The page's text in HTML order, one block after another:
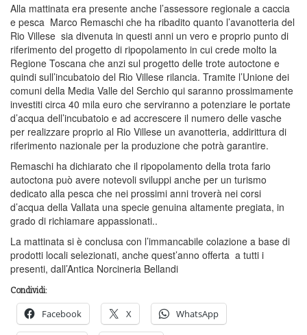
Alla mattinata era presente anche l’assessore regionale a caccia
e pesca Marco Remaschi che ha ribadito quanto l’avanotteria del
Rio Villese sia divenuta in questi anni un vero e proprio punto di
riferimento del progetto di ripopolamento in cui crede molto la
Regione Toscana che anzi sul progetto delle trote autoctone e
quindi sull’incubatoio del Rio Villese rilancia. Tramite l’Unione dei
comuni della Media Valle del Serchio qui saranno prossimamente
investiti circa 40 mila euro che serviranno a potenziare le portate
d’acqua dell’incubatoio e ad accrescere il numero delle vasche
per realizzare proprio al Rio Villese un avanotteria, addirittura di
riferimento nazionale per la produzione che potrà garantire.
Remaschi ha dichiarato che il ripopolamento della trota fario
autoctona può avere notevoli sviluppi anche per un turismo
dedicato alla pesca che nei prossimi anni troverà nei corsi
d’acqua della Vallata una specie genuina altamente pregiata, in
grado di richiamare appassionati..
La mattinata si è conclusa con l’immancabile colazione a base di
prodotti locali selezionati, anche quest’anno offerta a tutti i
presenti, dall’Antica Norcineria Bellandi
Condividi:
Facebook X WhatsApp